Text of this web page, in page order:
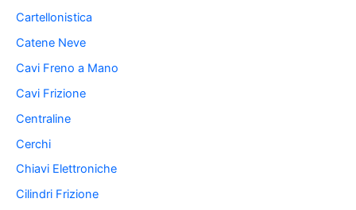
Cartellonistica
Catene Neve
Cavi Freno a Mano
Cavi Frizione
Centraline
Cerchi
Chiavi Elettroniche
Cilindri Frizione